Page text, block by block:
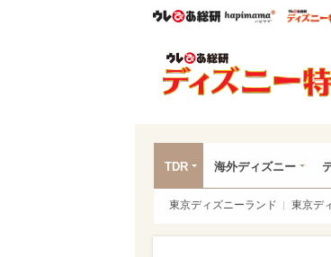
ウレぴあ総研ハピマ
TDR 海外ディズニー
東京ディズニーランド 東京デ